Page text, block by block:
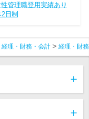
管理職登用実績あり
日制
経理・財務・会計 経理・財務